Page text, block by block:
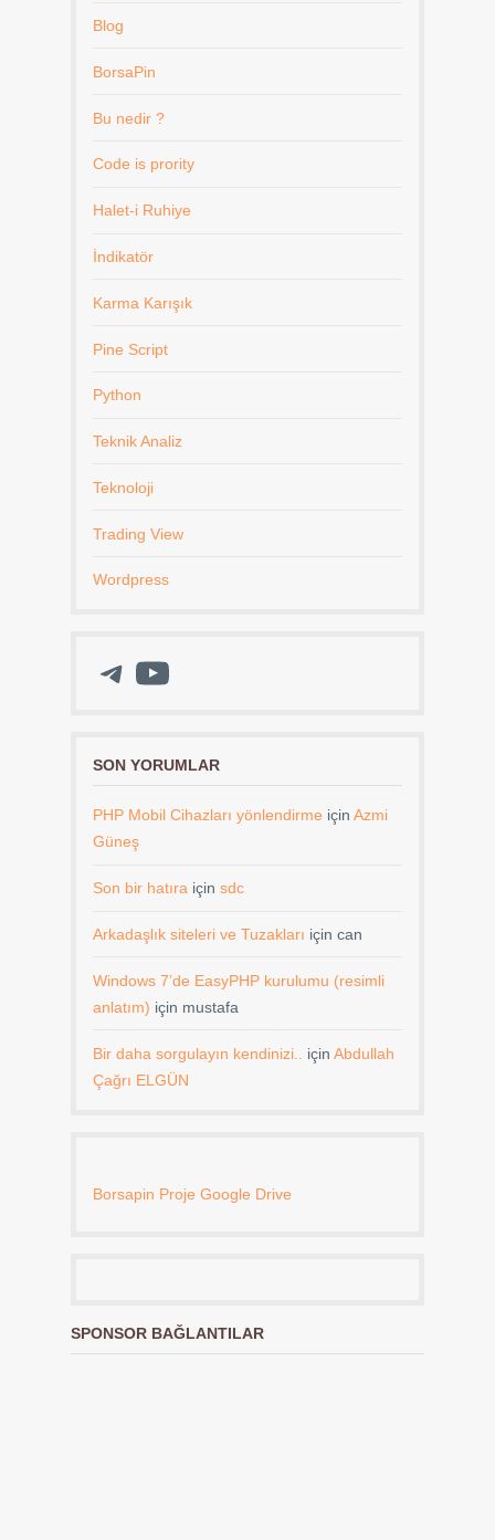
Blog
BorsaPin
Bu nedir ?
Code is prority
Halet-i Ruhiye
İndikatör
Karma Karışık
Pine Script
Python
Teknik Analiz
Teknoloji
Trading View
Wordpress
Telegram
YouTube
SON YORUMLAR
PHP Mobil Cihazları yönlendirme için Azmi
Güneş
Son bir hatıra için sdc
Arkadaşlık siteleri ve Tuzakları için can
Windows 7’de EasyPHP kurulumu (resimli
anlatım) için mustafa
Bir daha sorgulayın kendinizi.. için Abdullah
Çağrı ELGÜN
Borsapin Proje Google Drive
SPONSOR BAĞLANTILAR